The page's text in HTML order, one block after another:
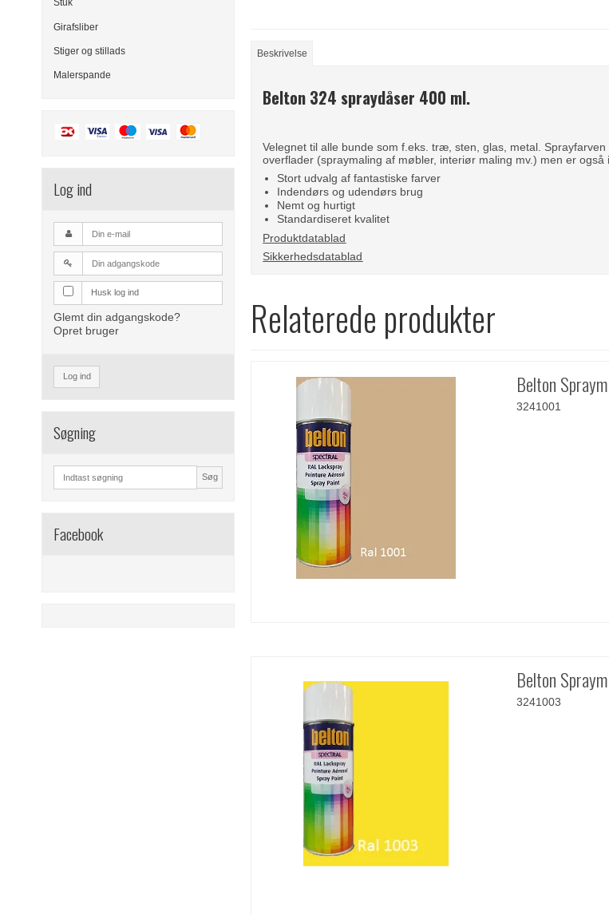
Stuk
Girafsliber
Stiger og stillads
Malerspande
Log ind
Husk log ind
Glemt din adgangskode?
Opret bruger
Log ind
Søgning
Søg
Facebook
Beskrivelse
Belton 324 spraydåser 400 ml.
Velegnet til alle bunde som f.eks. træ, sten, glas, metal.
overflader (spraymaling af møbler, interiør maling mv.) men er
Stort udvalg af fantastiske farver
Indendørs og udendørs brug
Nemt og hurtigt
Standardiseret kvalitet
Produktdatablad
Sikkerhedsdatablad
Relaterede produkter
Belton
3241001
Belton
3241003